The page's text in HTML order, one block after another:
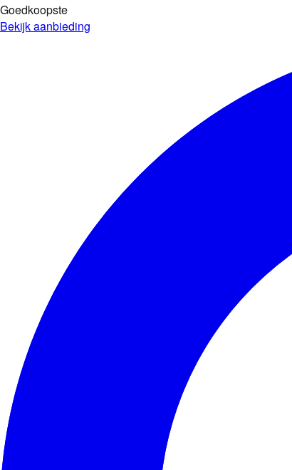
Goedkoopste
Bekijk aanbieding